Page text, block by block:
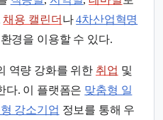
채용 캘린더 나4차산업혁명
경을 이용할 수 있다.
역량 강화를 위한 취업 및
다. 이 플랫폼은 맞춤형 일
강소기업 정보를 통해 우